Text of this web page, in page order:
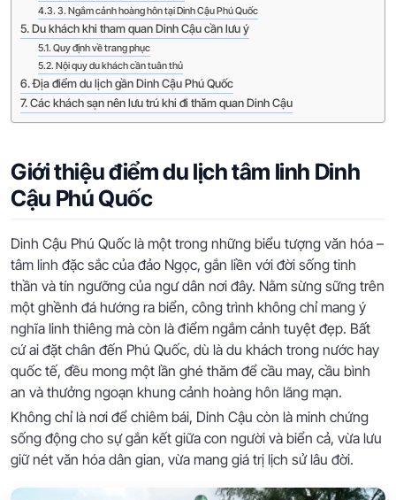
3. Ngắm cảnh hoàng hôn tại Dinh Cậu Phú Quốc
Du khách khi tham quan Dinh Cậu cần lưu ý
Quy định về trang phục
Nội quy du khách cần tuân thủ
Địa điểm du lịch gần Dinh Cậu Phú Quốc
Các khách sạn nên lưu trú khi đi thăm quan Dinh Cậu
Giới thiệu điểm du lịch tâm linh Dinh
Cậu Phú Quốc
Dinh Cậu Phú Quốc là một trong những biểu tượng văn hóa –
tâm linh đặc sắc của đảo Ngọc, gắn liền với đời sống tinh
thần và tín ngưỡng của ngư dân nơi đây. Nằm sừng sững trên
một ghềnh đá hướng ra biển, công trình không chỉ mang ý
nghĩa linh thiêng mà còn là điểm ngắm cảnh tuyệt đẹp. Bất
cứ ai đặt chân đến Phú Quốc, dù là du khách trong nước hay
quốc tế, đều mong một lần ghé thăm để cầu may, cầu bình
an và thưởng ngoạn khung cảnh hoàng hôn lãng mạn.
Không chỉ là nơi để chiêm bái, Dinh Cậu còn là minh chứng
sống động cho sự gắn kết giữa con người và biển cả, vừa lưu
giữ nét văn hóa dân gian, vừa mang giá trị lịch sử lâu đời.